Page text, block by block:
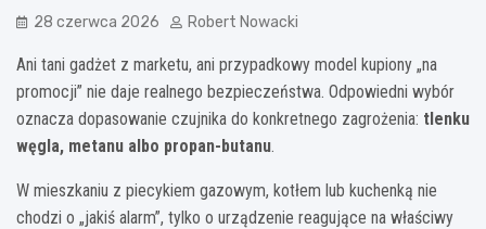
28 czerwca 2026 Robert Nowacki
Ani tani gadżet z marketu, ani przypadkowy model kupiony „na
promocji” nie daje realnego bezpieczeństwa. Odpowiedni wybór
oznacza dopasowanie czujnika do konkretnego zagrożenia: tlenku
węgla, metanu albo propan-butanu.
W mieszkaniu z piecykiem gazowym, kotłem lub kuchenką nie
chodzi o „jakiś alarm”, tylko o urządzenie reagujące na właściwy